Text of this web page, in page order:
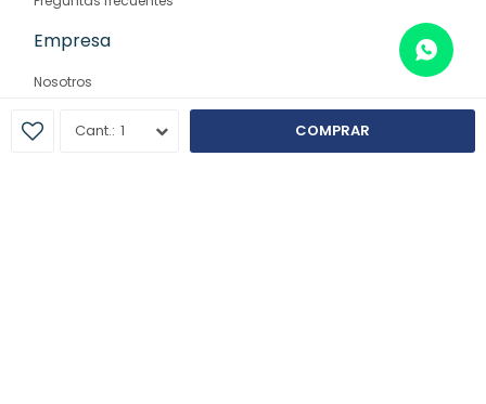
1 COMPRAR
Empresa
Nosotros